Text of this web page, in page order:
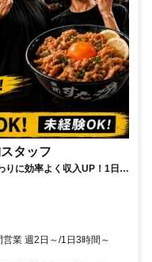
タッフ
りに効率よく収入UP！1日3
業 週2日～/1日3時間～